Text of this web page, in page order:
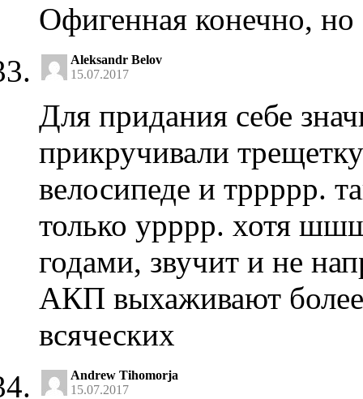
Офигенная конечно, но
Aleksandr Belov
15.07.2017
Для придания себе
прикручивали
велосипеде и тррррр.
только урррр. хотя
годами, звучит и не
АКП выхаживают
всяческих
Andrew Tihomorja
15.07.2017